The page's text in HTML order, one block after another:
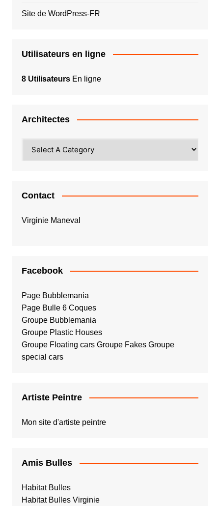
Site de WordPress-FR
Utilisateurs en ligne
8 UtilisateursEn ligne
Architectes
Contact
Virginie Maneval
Facebook
Page Bubblemania
Page Bulle 6 Coques
Groupe Bubblemania
Groupe Plastic Houses
Groupe Floating cars Groupe Fakes Groupe
special cars
Artiste Peintre
Mon site d'artiste peintre
Amis Bulles
Habitat Bulles
Habitat Bulles Virginie